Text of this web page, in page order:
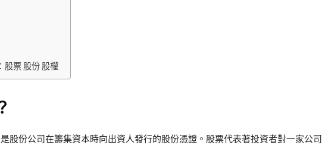
股票 股份 股權
股份公司在籌集資本時向出資人發行的股份憑證。股票代表著投資者對一家公司